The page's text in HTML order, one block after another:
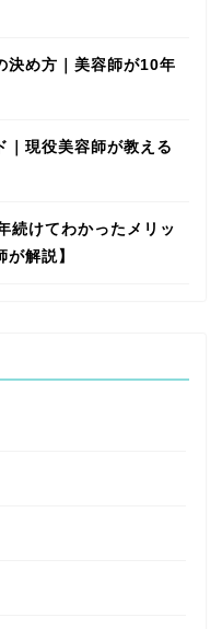
決め方｜美容師が10年
｜現役美容師が教える
続けてわかったメリッ
が解説】